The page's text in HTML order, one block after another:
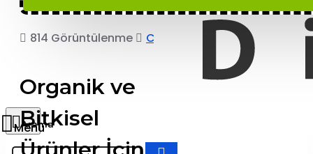
814 Görüntülenme COPRO
Organik ve
Bitkisel